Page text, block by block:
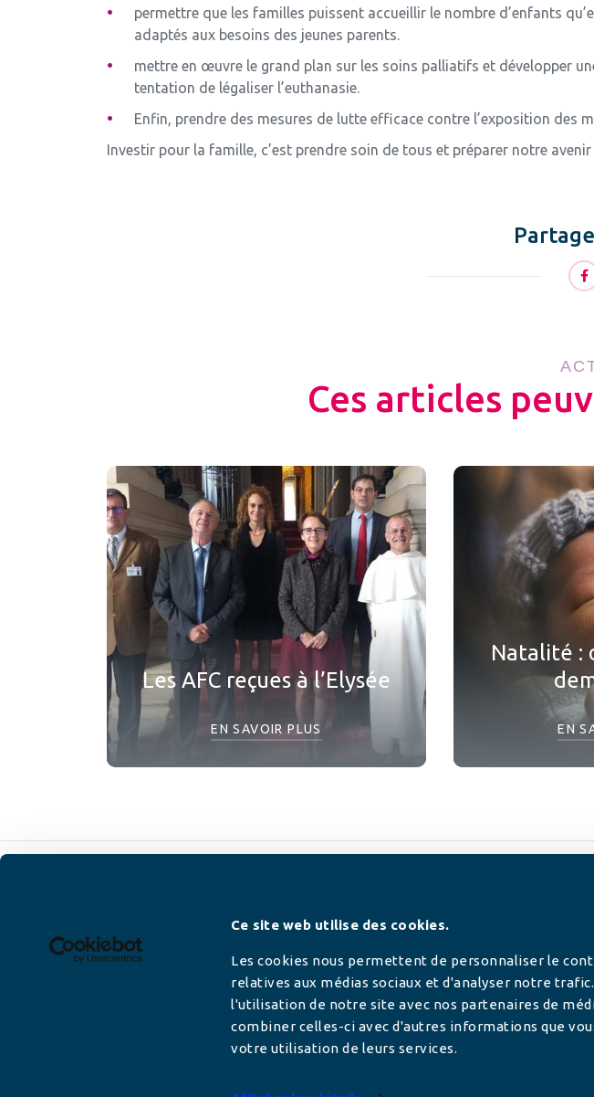
Ce site web utilise des cookies.
Les cookies nous permettent de personnaliser le
relatives aux médias sociaux et d'analyser notre
l'utilisation de notre site avec nos partenaires de
combiner celles-ci avec d'autres informations que
votre utilisation de leurs services.
permettre que les familles puissent accueillir le nombre d’enfants
adaptés aux besoins des jeunes parents.
mettre en œuvre le grand plan sur les soins palliatifs et développer
tentation de légaliser l’euthanasie.
Enfin, prendre des mesures de lutte efficace contre l’exposition des
Investir pour la famille, c’est prendre soin de tous et préparer notre
Ces articles
Les AFC reçues à l’Elysée
EN SAVOIR PLUS
Natalité :
EN
Newsletter